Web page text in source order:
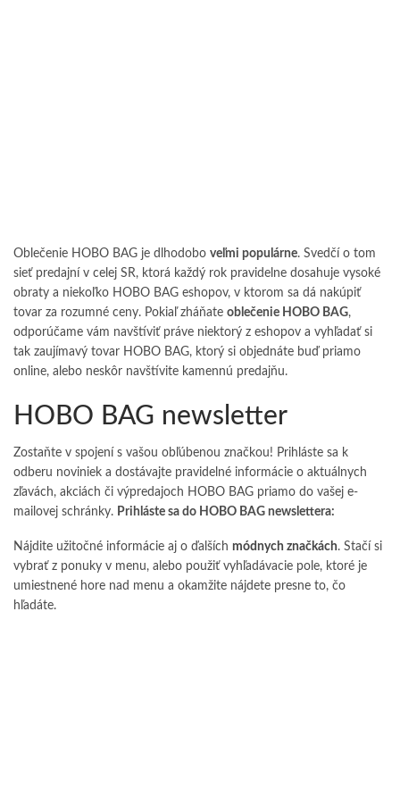
Oblečenie HOBO BAG je dlhodobo veľmi populárne. Svedčí o tom
sieť predajní v celej SR, ktorá každý rok pravidelne dosahuje vysoké
obraty a niekoľko HOBO BAG eshopov, v ktorom sa dá nakúpiť
tovar za rozumné ceny. Pokiaľ zháňate oblečenie HOBO BAG,
odporúčame vám navštíviť práve niektorý z eshopov a vyhľadať si
tak zaujímavý tovar HOBO BAG, ktorý si objednáte buď priamo
online, alebo neskôr navštívite kamennú predajňu.
HOBO BAG newsletter
Zostaňte v spojení s vašou obľúbenou značkou! Prihláste sa k
odberu noviniek a dostávajte pravidelné informácie o aktuálnych
zľavách, akciách či výpredajoch HOBO BAG priamo do vašej e-
mailovej schránky. Prihláste sa do HOBO BAG newslettera:
Nájdite užitočné informácie aj o ďalších módnych značkách. Stačí si
vybrať z ponuky v menu, alebo použiť vyhľadávacie pole, ktoré je
umiestnené hore nad menu a okamžite nájdete presne to, čo
hľadáte.